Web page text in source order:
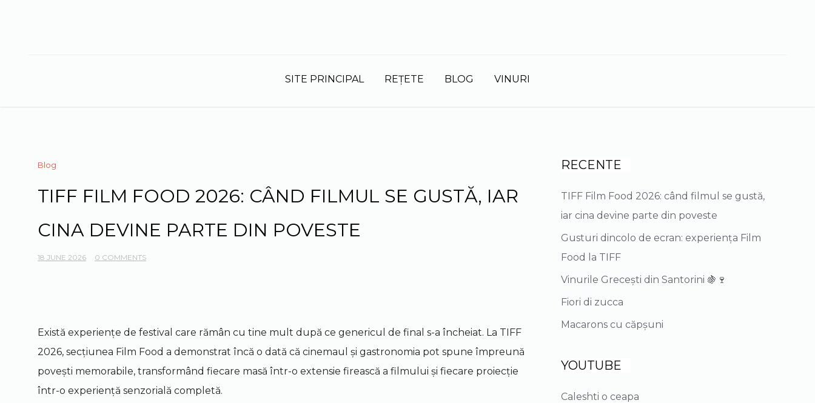
SITE PRINCIPAL REȚETE BLOG VINURI
Blog
TIFF FILM FOOD 2026: CÂND FILMUL SE GUSTĂ, IAR
CINA DEVINE PARTE DIN POVESTE
18 JUNE 2026 0 COMMENTS
Există experiențe de festival care rămân cu tine mult după ce genericul de final s-a încheiat. La TIFF
2026, secțiunea Film Food a demonstrat încă o dată că cinemaul și gastronomia pot spune împreună
povești memorabile, transformând fiecare masă într-o extensie firească a filmului și fiecare proiecție
într-o experiență senzorială completă.
RECENTE
TIFF Film Food 2026: când filmul se gustă,
iar cina devine parte din poveste
Gusturi dincolo de ecran: experiența Film
Food la TIFF
Vinurile Grecești din Santorini 🍇🍷
Fiori di zucca
Macarons cu căpșuni
YOUTUBE
Caleshti o ceapa